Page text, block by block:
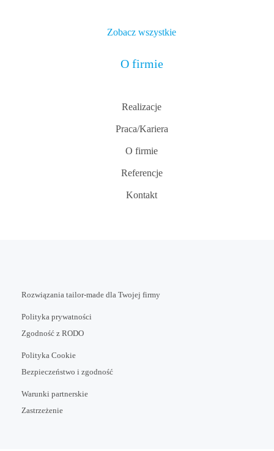
Zobacz wszystkie
O firmie
Realizacje
Praca/Kariera
O firmie
Referencje
Kontakt
Rozwiązania tailor-made dla Twojej firmy
Polityka prywatności
Zgodność z RODO
Polityka Cookie
Bezpieczeństwo i zgodność
Warunki partnerskie
Zastrzeżenie